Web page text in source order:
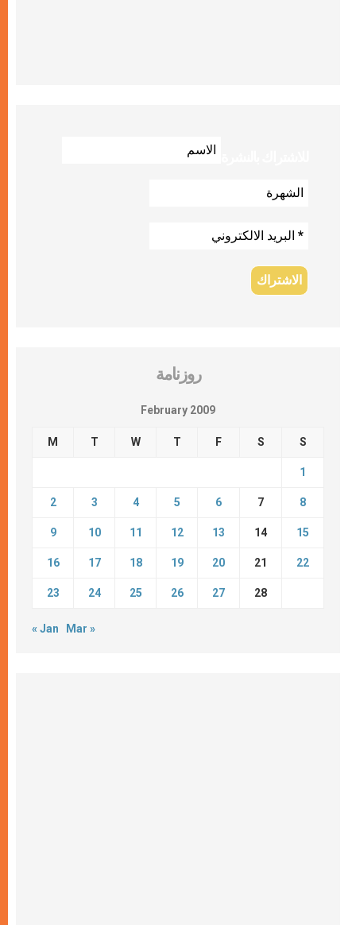
روزنامة
February 2009
M T W T F S S
1
2 3 4 5 6 7 8
9 10 11 12 13 14 15
16 17 18 19 20 21 22
23 24 25 26 27 28
« Jan Mar »